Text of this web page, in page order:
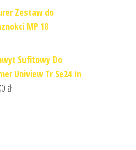
Zestaw do
MP 18
Sufitowy Do
Uniview Tr Se24 In
zł